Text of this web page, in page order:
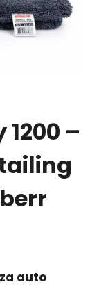
–
auto